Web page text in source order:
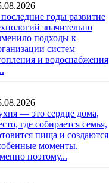
годы развитие
значительно
подходы к
систем
и водоснабжения
— это сердце дома,
где собирается семья,
пища и создаются
моменты.
поэтому...